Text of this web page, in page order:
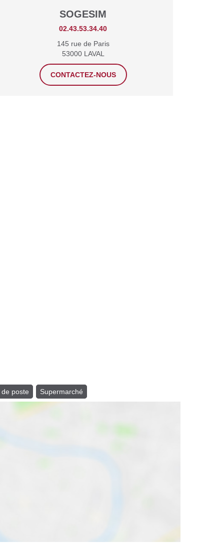
SOGESIM
02.43.53.34.40
145 rue de Paris
53000 LAVAL
CONTACTEZ-NOUS
poste Supermarché